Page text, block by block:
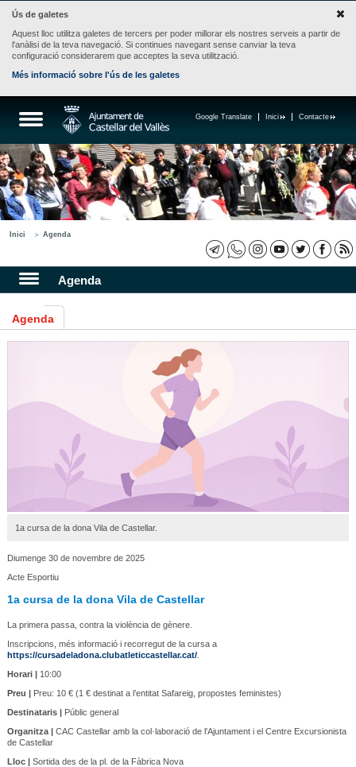
Ús de galetes
Aquest lloc utilitza galetes de tercers per poder millorar els nostres serveis a partir de
l'anàlisi de la teva navegació. Si continues navegant sense canviar la teva
configuració considerarem que acceptes la seva utilització.
Més informació sobre l'ús de les galetes
Contacte
Inici
Google Translate
Inici Agenda
Agenda
Agenda
1a cursa de la dona Vila de Castellar.
Diumenge 30 de novembre de 2025
Acte Esportiu
1a cursa de la dona Vila de Castellar
La primera passa, contra la violència de gènere.
Inscripcions, més informació i recorregut de la cursa a
https://cursadeladona.clubatleticcastellar.cat/.
Horari |10:00
Preu |Preu: 10 € (1 € destinat a l’entitat Safareig, propostes feministes)
Destinataris |Públic general
Organitza |CAC Castellar amb la col·laboració de l'Ajuntament i el Centre Excursionista
de Castellar
Lloc |Sortida des de la pl. de la Fàbrica Nova